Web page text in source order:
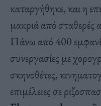
καταργήθηκε, και η
μακριά από σταθερές
Πάνω από 400
συνεργασίες με
σκηνοθέτες,
επιμέλειες σε